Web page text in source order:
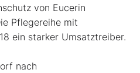
von Eucerin
Pflegereihe mit
ein starker Umsatztreiber.
nach